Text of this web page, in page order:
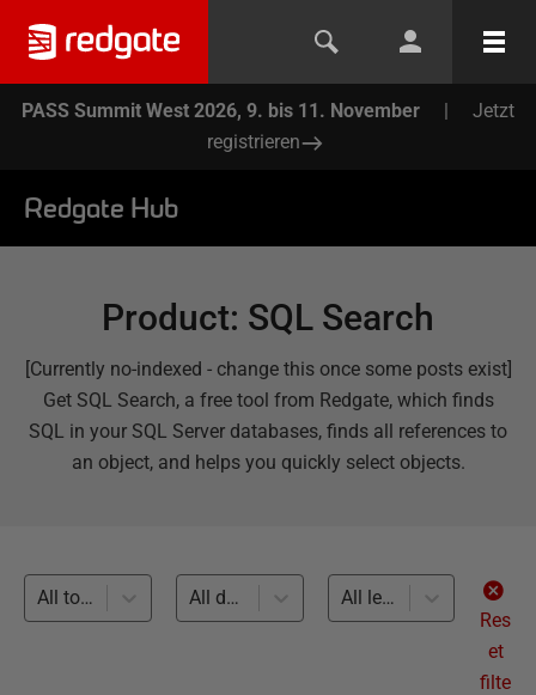
PASS Summit West 2026, 9. bis 11. November |
Jetzt
registrieren
Redgate Hub
Product: SQL Search
[Currently no-indexed - change this once some posts exist]
Get SQL Search, a free tool from Redgate, which finds
SQL in your SQL Server databases, finds all references to
an object, and helps you quickly select objects.
All topics All databases
All levels
Res
et
filte